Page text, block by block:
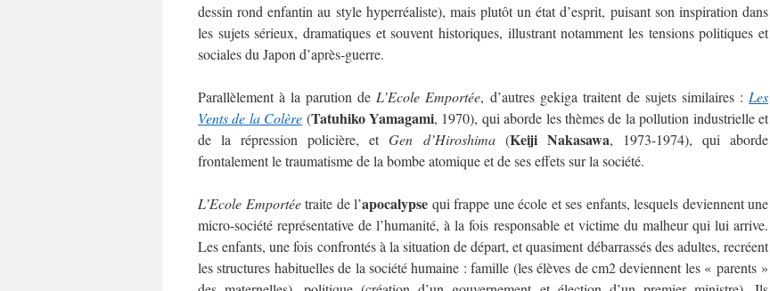
dessin rond enfantin au style hyperréaliste), mais plutôt un état d’esprit, puisant son inspiration dans
les sujets sérieux, dramatiques et souvent historiques, illustrant notamment les tensions politiques et
sociales du Japon d’après-guerre.
Parallèlement à la parution de L’Ecole Emportée, d’autres gekiga traitent de sujets similaires : Les
Vents de la Colère (Tatuhiko Yamagami, 1970), qui aborde les thèmes de la pollution industrielle et
de la répression policière, etGen d’Hiroshima(Keiji Nakasawa, 1973-1974), qui aborde
frontalement le traumatisme de la bombe atomique et de ses effets sur la société.
L’Ecole Emportéetraite de l’apocalypse qui frappe une école et ses enfants, lesquels deviennent une
micro-société représentative de l’humanité, à la fois responsable et victime du malheur qui lui arrive.
Les enfants, une fois confrontés à la situation de départ, et quasiment débarrassés des adultes, recréent
les structures habituelles de la société humaine : famille (les élèves de cm2 deviennent les « parents »